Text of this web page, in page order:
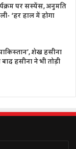
पर सस्पेंस, अनुमति
‘हर हाल में होगा
शेख हसीना
हसीना ने भी तोड़ी